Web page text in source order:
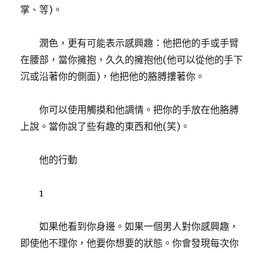
掌、等)。
潤色，更有可能表示感興趣：他把他的手或手臂
在腰部，當你擁抱，久久的擁抱他(他可以從他的手下
沉或沿著你的側面)，他把他的胳膊摟著你。
你可以使用觸摸和他調情。把你的手放在他胳膊
上說。當你說了些有趣的東西和他(笑)。
他的行動
1
如果他看到你身邊。如果一個男人對你感興趣，
即使他不理你，他要你想要的狀態。你會發現每次你